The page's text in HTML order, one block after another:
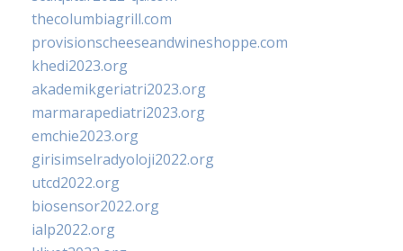
thecolumbiagrill.com
provisionscheeseandwineshoppe.com
khedi2023.org
akademikgeriatri2023.org
marmarapediatri2023.org
emchie2023.org
girisimselradyoloji2022.org
utcd2022.org
biosensor2022.org
ialp2022.org